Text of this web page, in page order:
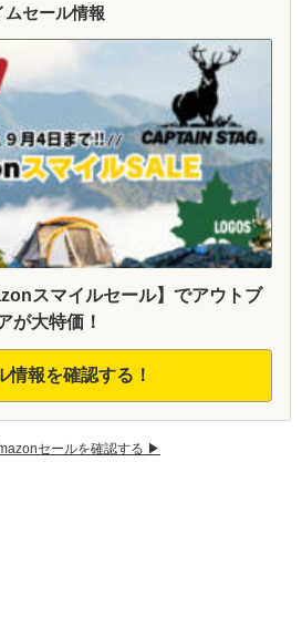
セール情報
スマイルセール】でアウトブ
が大特価！
情報を確認する！
セールを確認する ▶︎